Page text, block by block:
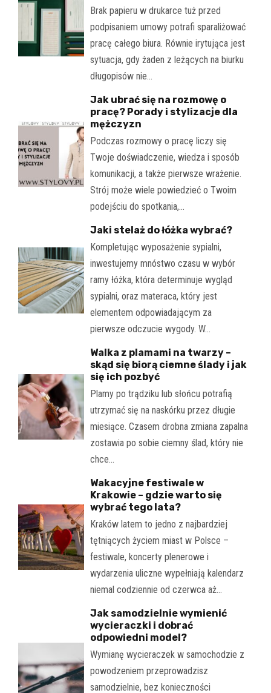
Brak papieru w drukarce tuż przed
podpisaniem umowy potrafi sparaliżować
pracę całego biura. Równie irytująca jest
sytuacja, gdy żaden z leżących na biurku
długopisów nie…
Jak ubrać się na rozmowę o
pracę? Porady i stylizacje dla
mężczyzn
Podczas rozmowy o pracę liczy się
Twoje doświadczenie, wiedza i sposób
komunikacji, a także pierwsze wrażenie.
Strój może wiele powiedzieć o Twoim
podejściu do spotkania,…
Jaki stelaż do łóżka wybrać?
Kompletując wyposażenie sypialni,
inwestujemy mnóstwo czasu w wybór
ramy łóżka, która determinuje wygląd
sypialni, oraz materaca, który jest
elementem odpowiadającym za
pierwsze odczucie wygody. W…
Walka z plamami na twarzy –
skąd się biorą ciemne ślady i jak
się ich pozbyć
Plamy po trądziku lub słońcu potrafią
utrzymać się na naskórku przez długie
miesiące. Czasem drobna zmiana zapalna
zostawia po sobie ciemny ślad, który nie
chce…
Wakacyjne festiwale w
Krakowie – gdzie warto się
wybrać tego lata?
Kraków latem to jedno z najbardziej
tętniących życiem miast w Polsce –
festiwale, koncerty plenerowe i
wydarzenia uliczne wypełniają kalendarz
niemal codziennie od czerwca aż…
Jak samodzielnie wymienić
wycieraczki i dobrać
odpowiedni model?
Wymianę wycieraczek w samochodzie z
powodzeniem przeprowadzisz
samodzielnie, bez konieczności